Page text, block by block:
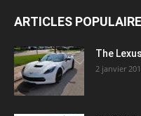
ARTICLES
The
2 janvier